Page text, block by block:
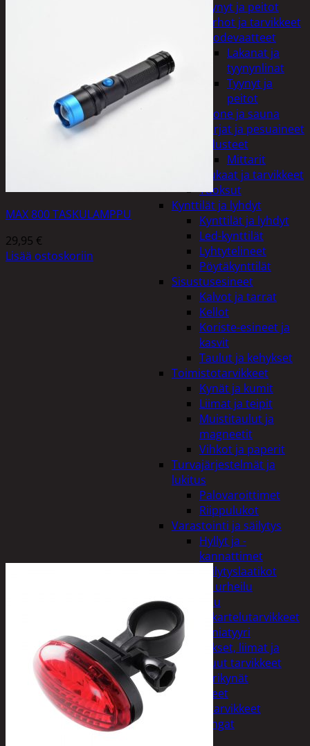
Tyynyt ja peitot
Verhot ja tarvikkeet
Vuodevaatteet
Lakanat ja
tyynynlinat
Tyynyt ja
peitot
Kylpyhuone ja sauna
Harjat ja pesuaineet
Kalusteet
Mittarit
Kiukaat ja tarvikkeet
Tuoksut
Kynttilät ja lyhdyt
Kynttilät ja lyhdyt
Led-kynttilät
Lyhtytelineet
Pöytäkynttilät
Sisustusesineet
Kalvot ja tarrat
Kellot
Koriste-esineet ja
kasvit
Taulut ja kehykset
Toimistotarvikkeet
Kynät ja kumit
Liimat ja teipit
Muistitaulut ja
magneetit
Vihkot ja paperit
Turvajärjestelmät ja
lukitus
Palovaroittimet
Riippulukot
Varastointi ja säilytys
Hyllyt ja -
kannattimet
Säilytyslaatikot
Vapaa-aika ja urheilu
Askartelu
Askartelutarvikkeet
Miniatyyri
Sakset, liimat ja
muut tarvikkeet
Värikynät
Harrasteet
Käsityötarvikkeet
Langat
MAX 800 TASKULAMPPU
29,95 €
Lisää ostoskoriin